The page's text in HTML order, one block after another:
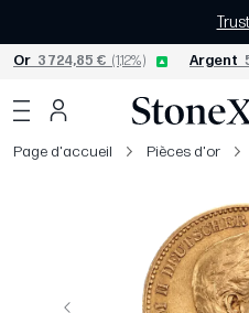
Or 3 724,85 € (1,12%) Argent
Page d'accueil Pièces d'or